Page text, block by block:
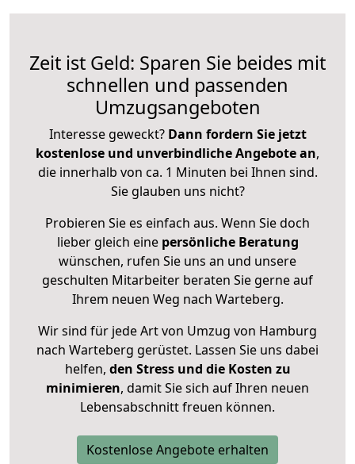
Zeit ist Geld: Sparen Sie beides mit
schnellen und passenden
Umzugsangeboten
Interesse geweckt? Dann fordern Sie jetzt
kostenlose und unverbindliche Angebote an,
die innerhalb von ca. 1 Minuten bei Ihnen sind.
Sie glauben uns nicht?
Probieren Sie es einfach aus. Wenn Sie doch
lieber gleich eine persönliche Beratung
wünschen, rufen Sie uns an und unsere
geschulten Mitarbeiter beraten Sie gerne auf
Ihrem neuen Weg nach Warteberg.
Wir sind für jede Art von Umzug von Hamburg
nach Warteberg gerüstet. Lassen Sie uns dabei
helfen, den Stress und die Kosten zu
minimieren, damit Sie sich auf Ihren neuen
Lebensabschnitt freuen können.
Kostenlose Angebote erhalten